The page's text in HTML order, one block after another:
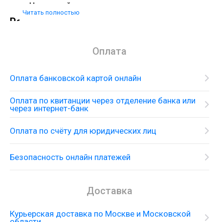
Настенный монтаж.
Решения для ванны
Читать полностью
Оплата
Оплата банковской картой онлайн
Оплата по квитанции через отделение банка или
через интернет-банк
Оплата по счёту для юридических лиц
Безопасность онлайн платежей
Доставка
Курьерская доставка по Москве и Московской